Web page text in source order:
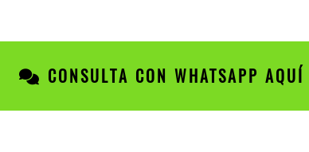
CONSULTA CON WHATSAPP AQUÍ